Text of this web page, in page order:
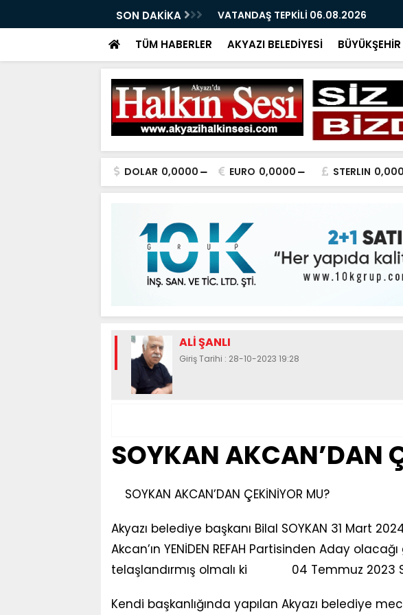
SON DAKİKA VATANDAŞ TEPKİLİ 06.08.2026
TÜM HABERLER AKYAZI BELEDİYESİ BÜYÜKŞEHİR
DOLAR 0,0000 EURO 0,0000 STERLIN
ALİ ŞANLI
Giriş Tarihi : 28-10-2023 19:28
SOYKAN AKCAN’DAN
SOYKAN AKCAN’DAN ÇEKİNİYOR MU?
Akyazı belediye başkanı Bilal SOYKAN 31 Mart
Akcan’ın YENİDEN REFAH Partisinden Aday
telaşlandırmış olmalı ki 04 Temmuz 2023
Kendi başkanlığında yapılan Akyazı belediye